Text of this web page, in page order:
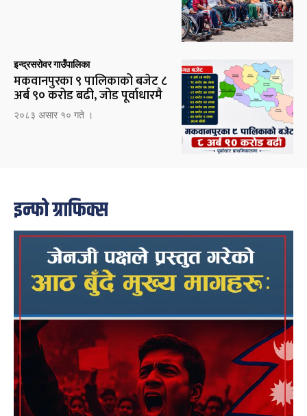
इन्द्रसरोवर गाउँपालिका
मकवानपुरका ९ पालिकाको बजेट ८
अर्ब ९० करोड बढी, जोड पूर्वाधारमै
२०८३ असार १० गते ।
इन्फो ग्राफिक्स